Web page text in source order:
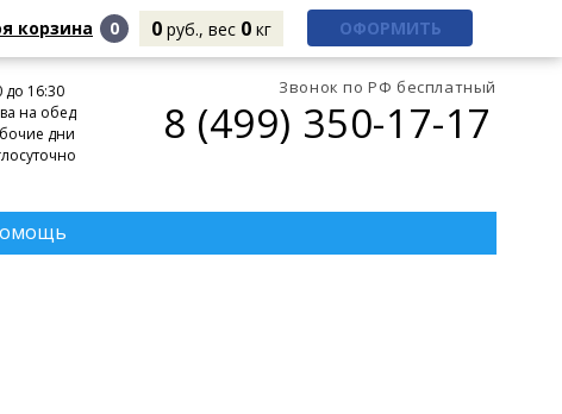
корзина 0 0 руб., вес 0 кг ОФОРМИТЬ
до 16:30
на обед
дни
Звонок по РФ бесплатный
8 (499) 350-17-17